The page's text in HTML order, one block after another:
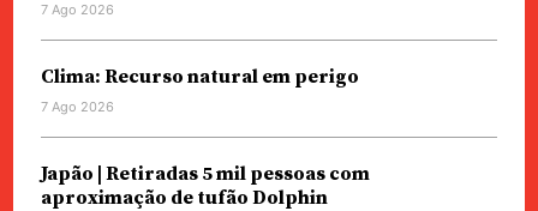
7 Ago 2026
Clima: Recurso natural em perigo
7 Ago 2026
Japão | Retiradas 5 mil pessoas com
aproximação de tufão Dolphin